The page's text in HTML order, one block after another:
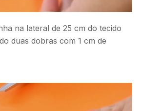
na lateral de 25 cm do tecido
duas dobras com 1 cm de